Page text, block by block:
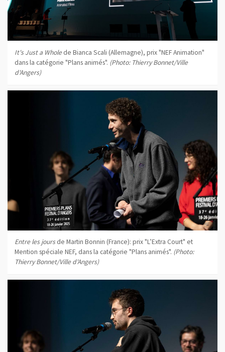
It's Just a Wholede Bianca Scali (Allemagne), prix "NEF Animation"
dans la catégorie "Plans animés". (Photo: Thierry Bonnet/Ville
d'Angers)
Entre les joursde Martin Bonnin (France): prix "L’Extra Court" et
Mention spéciale NEF, dans la catégorie "Plans animés". (Photo:
Thierry Bonnet/Ville d'Angers)